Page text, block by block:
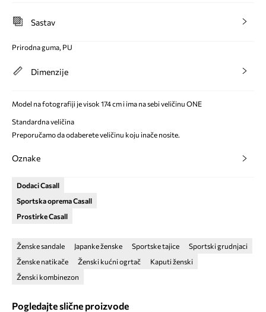
Sastav
Prirodna guma, PU
Dimenzije
Model na fotografiji je visok 174 cm i ima na sebi veličinu ONE
Standardna veličina
Preporučamo da odaberete veličinu koju inače nosite.
Oznake
Dodaci Casall
Sportska oprema Casall
Prostirke Casall
Ženske sandale Japanke ženske Sportske tajice
Sportski grudnjaci
Ženske natikače
Ženski kućni ogrtač
Kaputi ženski
Ženski kombinezon
Pogledajte slične proizvode